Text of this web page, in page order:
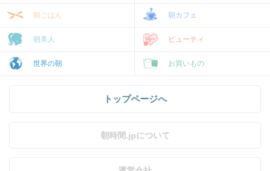
朝ごはん 朝カフェ
朝美人 ビューティ
世界の朝 お買いもの
トップページへ
朝時間.jpについて